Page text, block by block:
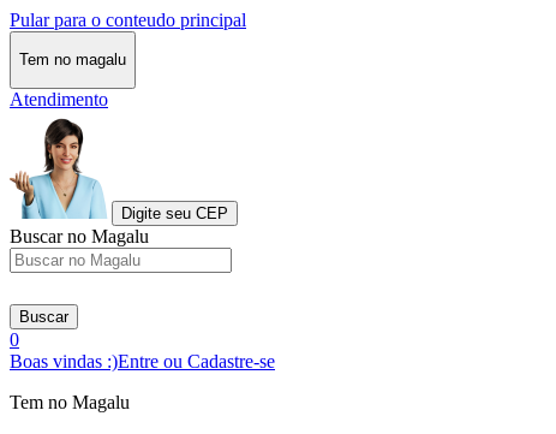
Pular para o conteudo principal
Tem no magalu
Atendimento
Digite seu CEP
Buscar no Magalu
Buscar
0
Boas vindas :)Entre ou Cadastre-se
Tem no Magalu